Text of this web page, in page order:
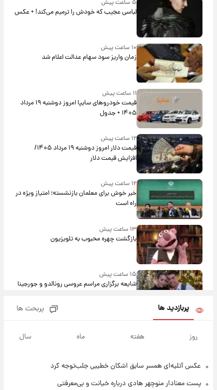
۵ ساعت پیش
لباسی عجیب که خودش را ترمیم می‌کند! + عکس
۱۰ ساعت پیش
زمان واریز سود سهام عدالت اعلام شد
قیمت خودروهای سایپا امروز دوشنبه ۱۹ مرداد
۱۴۰۵ + جدول
۱۲ ساعت پیش
قیمت دلار امروز دوشنبه ۱۹ مرداد ۱۴۰۵/
افزایش قیمت دلار
۱۲ ساعت پیش
خبر خوش برای معلمان بازنشسته؛ امتیاز ویژه در
راه است
۱۳ ساعت پیش
بازگشت چهره محبوب به تلویزیون
۱۵ ساعت پیش
شایعه برگزاری مراسم عروسی رونالدو و جورجینا
۲۳ ساعت پیش
پربازدید ها پربحث ها
روز هفته ماه سال
عکس‌ آتلیه‌ای همسر سابق اشکان خطیبی جلب‌توجه کرد
پست معنادار منوچهر هادی درباره خیانت و بی‌معرفتی